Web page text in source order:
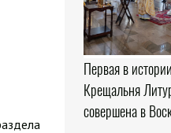
Первая в
Крещальня
совершена в